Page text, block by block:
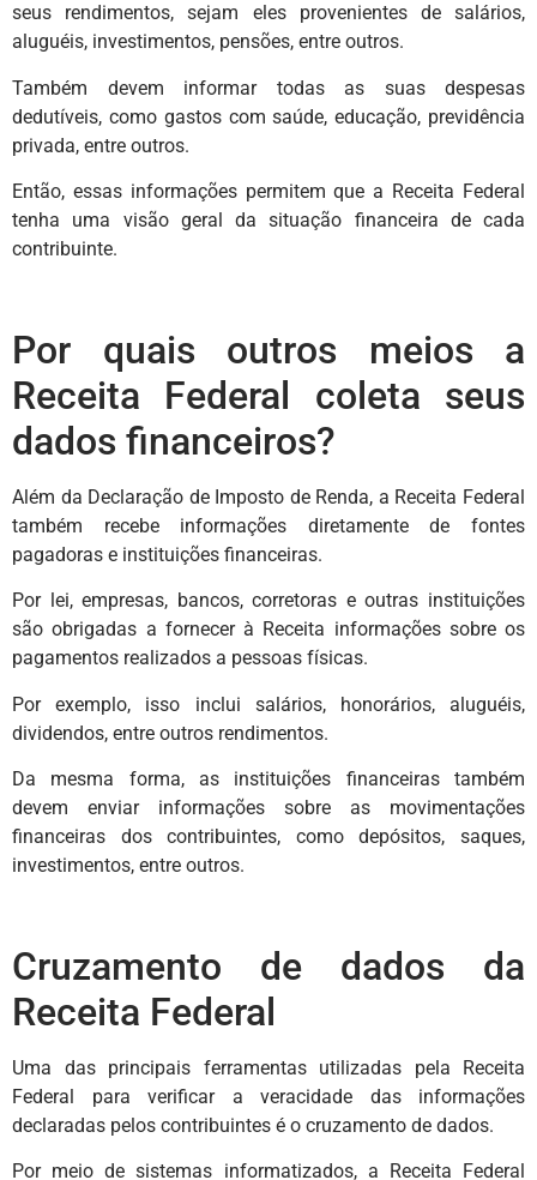
seus rendimentos, sejam eles provenientes de salários,
aluguéis, investimentos, pensões, entre outros.
Também devem informar todas as suas despesas
dedutíveis, como gastos com saúde, educação, previdência
privada, entre outros.
Então, essas informações permitem que a Receita Federal
tenha uma visão geral da situação financeira de cada
contribuinte.
Por quais outros meios a
Receita Federal coleta seus
dados financeiros?
Além da Declaração de Imposto de Renda, a Receita Federal
também recebe informações diretamente de fontes
pagadoras e instituições financeiras.
Por lei, empresas, bancos, corretoras e outras instituições
são obrigadas a fornecer à Receita informações sobre os
pagamentos realizados a pessoas físicas.
Por exemplo, isso inclui salários, honorários, aluguéis,
dividendos, entre outros rendimentos.
Da mesma forma, as instituições financeiras também
devem enviar informações sobre as movimentações
financeiras dos contribuintes, como depósitos, saques,
investimentos, entre outros.
Cruzamento de dados da
Receita Federal
Uma das principais ferramentas utilizadas pela Receita
Federal para verificar a veracidade das informações
declaradas pelos contribuintes é o cruzamento de dados.
Por meio de sistemas informatizados, a Receita Federal